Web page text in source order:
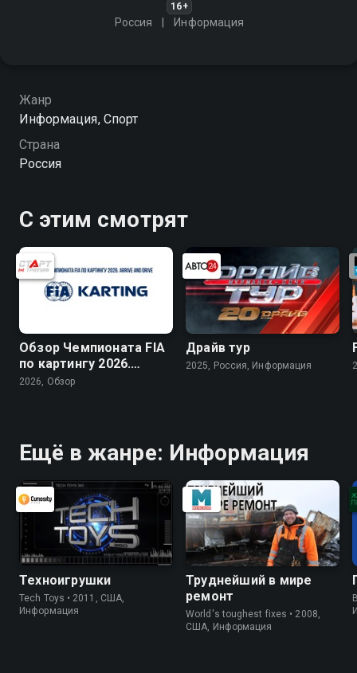
16+
Россия Информация
Жанр
Информация, Спорт
Страна
Россия
С этим смотрят
Обзор Чемпионата FIA
по картингу 2026.
Arrive and Drive
2026, Обзор
Драйв тур
2025, Россия, Информация
Ещё в жанре: Информация
Техноигрушки
Tech Toys • 2011, США,
Информация
Труднейший в мире
ремонт
World's toughest fixes • 2008,
США, Информация